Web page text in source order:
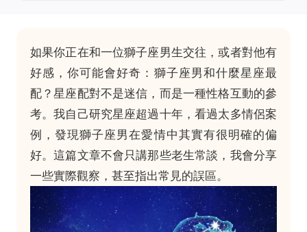
如果你正在和一位獅子座男生交往，或者對他有
好感，你可能會好奇：獅子座男和什麼星座最
配？星座配對不是迷信，而是一種性格互動的參
考。我自己研究星座超過十年，看過太多情侶案
例，發現獅子座男在愛情中其實有很明確的偏
好。這篇文章不會只講那些老生常談，我會分享
一些實際觀察，甚至指出常見的誤區。